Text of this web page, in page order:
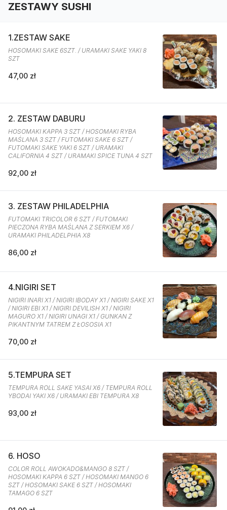
ZESTAWY SUSHI
1.ZESTAW SAKE
HOSOMAKI SAKE 6SZT. / URAMAKI SAKE YAKI 8
SZT
47,00 zł
2. ZESTAW DABURU
HOSOMAKI KAPPA 3 SZT / HOSOMAKI RYBA
MAŚLANA 3 SZT / FUTOMAKI SAKE 6 SZT /
FUTOMAKI SAKE YAKI 6 SZT / URAMAKI
CALIFORNIA 4 SZT / URAMAKI SPICE TUNA 4 SZT
92,00 zł
3. ZESTAW PHILADELPHIA
FUTOMAKI TRICOLOR 6 SZT / FUTOMAKI
PIECZONA RYBA MAŚLANA Z SERKIEM X6 /
URAMAKI PHILADELPHIA X8
86,00 zł
4.NIGIRI SET
NIGIRI INARI X1 / NIGIRI IBODAY X1 / NIGIRI SAKE X1
/ NIGIRI EBI X1 / NIGIRI DEVILISH X1 / NIGIRI
MAGURO X1 / NIGIRI UNAGI X1 / GUNKAN Z
PIKANTNYM TATREM Z ŁOSOSIA X1
70,00 zł
5.TEMPURA SET
TEMPURA ROLL SAKE YASAI X6 / TEMPURA ROLL
YBODAI YAKI X6 / URAMAKI EBI TEMPURA X8
93,00 zł
6. HOSO
COLOR ROLL AWOKADO&MANGO 8 SZT /
HOSOMAKI KAPPA 6 SZT / HOSOMAKI MANGO 6
SZT / HOSOMAKI SAKE 6 SZT / HOSOMAKI
TAMAGO 6 SZT